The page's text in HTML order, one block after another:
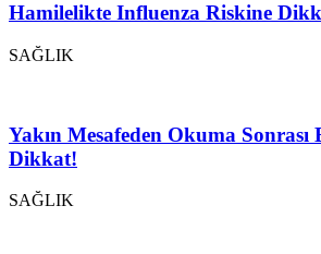
Hamilelikte Influenza Riskine
SAĞLIK
Yakın Mesafeden Okuma Sonrası
Dikkat!
SAĞLIK